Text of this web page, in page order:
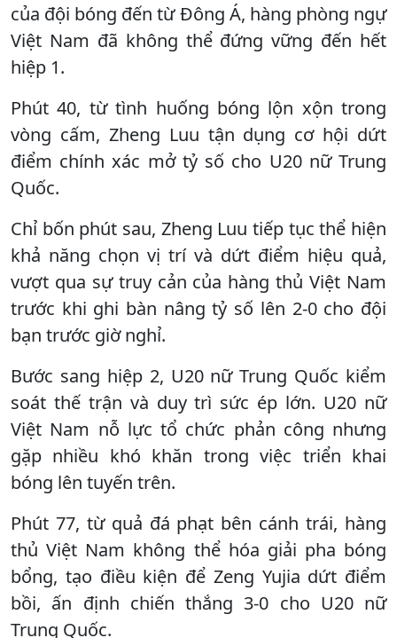
của đội bóng đến từ Đông Á, hàng phòng ngự
Việt Nam đã không thể đứng vững đến hết
hiệp 1.
Phút 40, từ tình huống bóng lộn xộn trong
vòng cấm, Zheng Luu tận dụng cơ hội dứt
điểm chính xác mở tỷ số cho U20 nữ Trung
Quốc.
Chỉ bốn phút sau, Zheng Luu tiếp tục thể hiện
khả năng chọn vị trí và dứt điểm hiệu quả,
vượt qua sự truy cản của hàng thủ Việt Nam
trước khi ghi bàn nâng tỷ số lên 2-0 cho đội
bạn trước giờ nghỉ.
Bước sang hiệp 2, U20 nữ Trung Quốc kiểm
soát thế trận và duy trì sức ép lớn. U20 nữ
Việt Nam nỗ lực tổ chức phản công nhưng
gặp nhiều khó khăn trong việc triển khai
bóng lên tuyến trên.
Phút 77, từ quả đá phạt bên cánh trái, hàng
thủ Việt Nam không thể hóa giải pha bóng
bổng, tạo điều kiện để Zeng Yujia dứt điểm
bồi, ấn định chiến thắng 3-0 cho U20 nữ
Trung Quốc.